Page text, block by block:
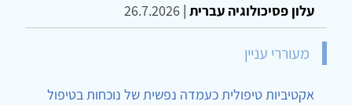
עלון פסיכולוגיה עברית |
26.7.2026
מעוררי עניין
אקטיביות טיפולית כעמדה נפשית של נוכחות בטיפול